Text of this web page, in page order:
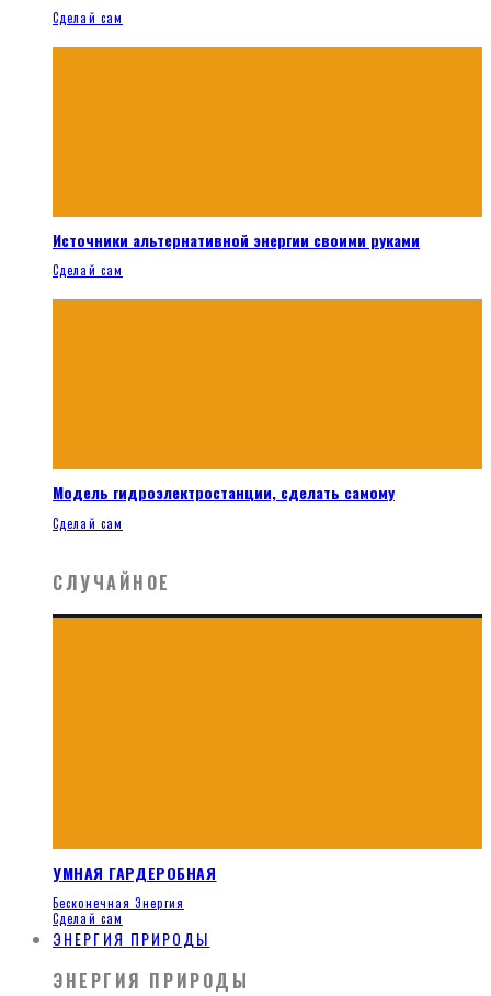
Сделай сам
Источники альтернативной энергии своими руками
Сделай сам
Модель гидроэлектростанции, сделать самому
Сделай сам
СЛУЧАЙНОЕ
УМНАЯ ГАРДЕРОБНАЯ
Бесконечная Энергия
Сделай сам
ЭНЕРГИЯ ПРИРОДЫ
ЭНЕРГИЯ ПРИРОДЫ